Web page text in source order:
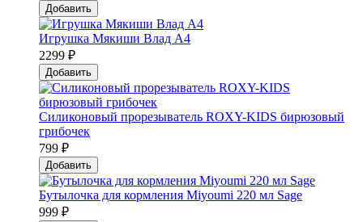
Добавить
Игрушка Мякиши Влад А4
2299 ₽
Добавить
Силиконовый прорезыватель ROXY-KIDS бирюзовый
грибочек
799 ₽
Добавить
Бутылочка для кормления Miyoumi 220 мл Sage
999 ₽